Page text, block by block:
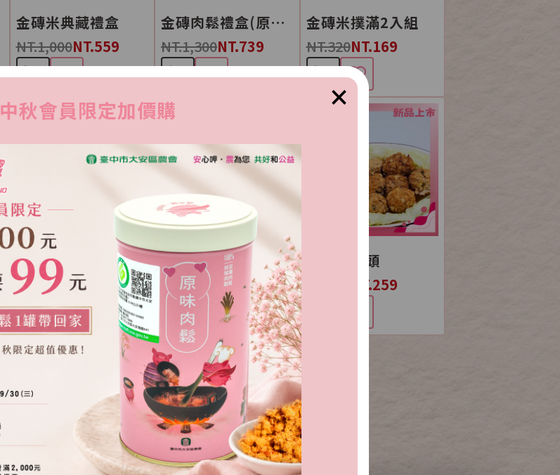
金磚米典藏禮盒
NT.1,000NT.559
金磚肉鬆禮盒(原味+海苔芝麻)
NT.1,300NT.739
金磚米撲滿2入組
NT.320NT.169
金磚米撲滿3入組
NT.450NT.239
飛天豬純肉四神湯(4包入)
NT.460 NT.389
葱燒獅子頭
NT.259
4
×
中秋會員限定加價購